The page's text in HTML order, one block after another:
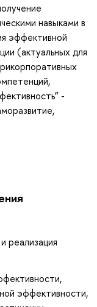
навыками в
эффективной
(актуальных для
-
реализация
эффективности,